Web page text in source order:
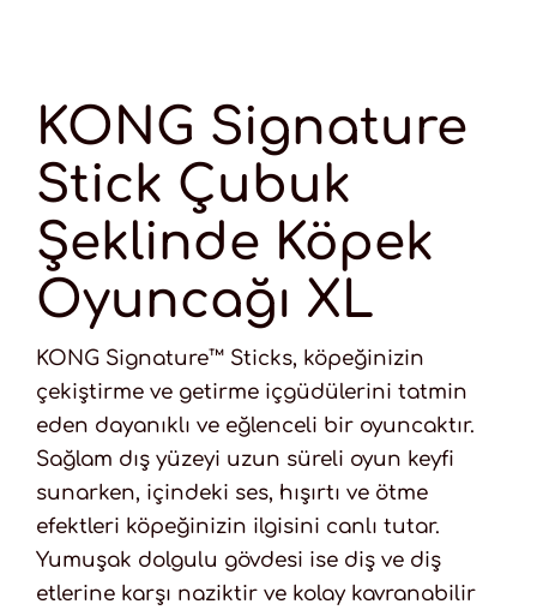
KONG Signature
Stick Çubuk
Şeklinde Köpek
Oyuncağı XL
KONG Signature™ Sticks, köpeğinizin
çekiştirme ve getirme içgüdülerini tatmin
eden dayanıklı ve eğlenceli bir oyuncaktır.
Sağlam dış yüzeyi uzun süreli oyun keyfi
sunarken, içindeki ses, hışırtı ve ötme
efektleri köpeğinizin ilgisini canlı tutar.
Yumuşak dolgulu gövdesi ise diş ve diş
etlerine karşı naziktir ve kolay kavranabilir